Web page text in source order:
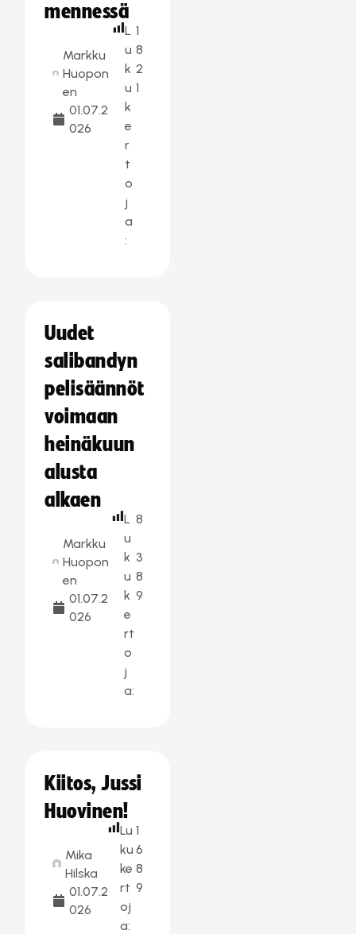
mennessä
Markku
Huopon
en
01.07.2
026
L
u
k
u
k
e
r
t
o
j
a
:
1
8
2
1
Uudet
salibandyn
pelisäännöt
voimaan
heinäkuun
alusta
alkaen
Markku
Huopon
en
01.07.2
026
L
u
k
u
k
e
rt
o
j
a:
8
3
8
9
Kiitos, Jussi
Huovinen!
Mika
Hilska
01.07.2
026
Lu
ku
ke
rt
oj
a:
1
6
8
9